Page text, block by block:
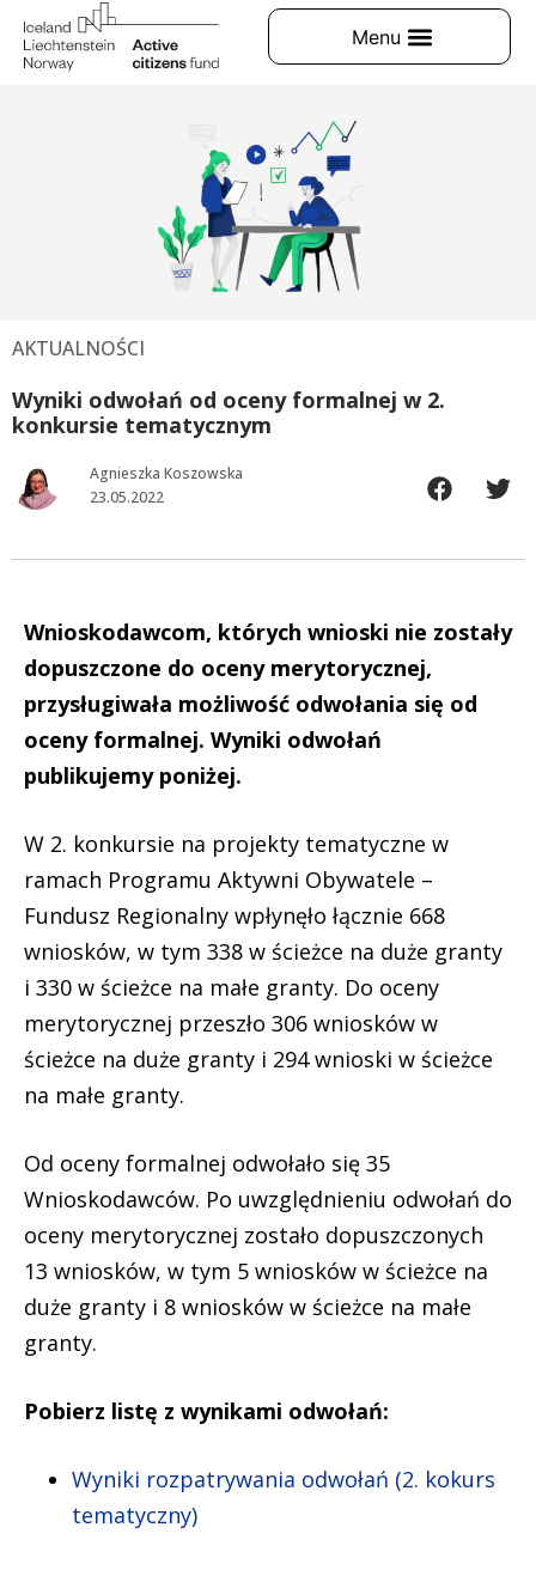
AKTUALNOŚCI
Wyniki odwołań od oceny formalnej w 2.
konkursie tematycznym
Agnieszka Koszowska
23.05.2022
Wnioskodawcom, których wnioski nie zostały
dopuszczone do oceny merytorycznej,
przysługiwała możliwość odwołania się od
oceny formalnej. Wyniki odwołań
publikujemy poniżej.
W 2. konkursie na projekty tematyczne w
ramach Programu Aktywni Obywatele –
Fundusz Regionalny wpłynęło łącznie 668
wniosków, w tym 338 w ścieżce na duże granty
i 330 w ścieżce na małe granty. Do oceny
merytorycznej przeszło 306 wniosków w
ścieżce na duże granty i 294 wnioski w ścieżce
na małe granty.
Od oceny formalnej odwołało się 35
Wnioskodawców. Po uwzględnieniu odwołań do
oceny merytorycznej zostało dopuszczonych
13 wniosków, w tym 5 wniosków w ścieżce na
duże granty i 8 wniosków w ścieżce na małe
granty.
Pobierz listę z wynikami odwołań:
Wyniki rozpatrywania odwołań (2. kokurs
tematyczny)